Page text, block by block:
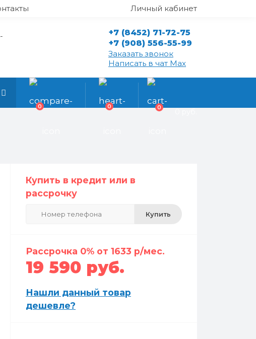
Личный кабинет
+7 (8452) 71-72-75
+7 (908) 556-55-99
Заказать звонок
Написать в чат Max
0 0 0
Купить в кредит или в
рассрочку
Купить
Рассрочка 0% от 1633 р/мес.
19 590 руб.
Нашли данный товар
дешевле?